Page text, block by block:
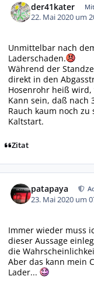
der41kater
22. Mai 2020 um
Unmittelbar nach
Laderschaden.
Während der
direkt in den
Hosenrohr heiß
Kann sein, daß nach
Rauch kaum noch zu
Kaltstart.
Zitat
patapaya
23. Mai 2020 um
Immer wieder muss
dieser Aussage
die
Aber das kann mein
Lader...